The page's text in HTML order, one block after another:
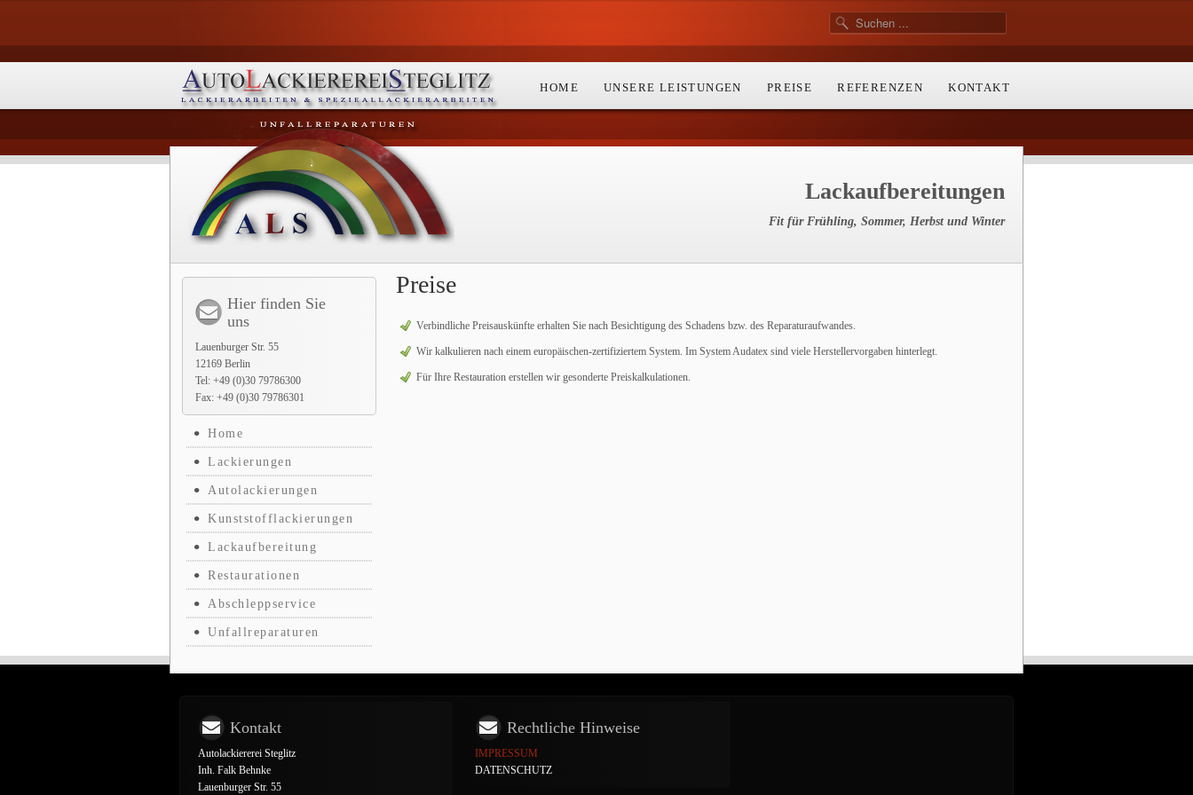
HOME UNSERE LEISTUNGEN PREISE REFERENZEN KONTAKT
Lackaufbereitungen
Fit für Frühling, Sommer, Herbst und Winter
Hier finden Sie
uns
Lauenburger Str. 55
12169 Berlin
Tel: +49 (0)30 79786300
Fax: +49 (0)30 79786301
Home
Lackierungen
Autolackierungen
Kunststofflackierungen
Lackaufbereitung
Restaurationen
Abschleppservice
Unfallreparaturen
Preise
Verbindliche Preisauskünfte erhalten Sie nach Besichtigung des Schadens bzw. des Reparaturaufwandes.
Wir kalkulieren nach einem europäischen-zertifiziertem System. Im System Audatex sind viele Herstellervorgaben hinterlegt.
Für Ihre Restauration erstellen wir gesonderte Preiskalkulationen.
Kontakt
Autolackiererei Steglitz
Inh. Falk Behnke
Lauenburger Str. 55
Rechtliche Hinweise
IMPRESSUM
DATENSCHUTZ